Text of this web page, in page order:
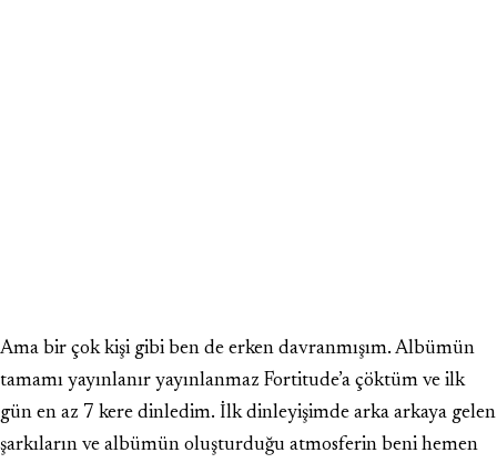
Ama bir çok kişi gibi ben de erken davranmışım. Albümün
tamamı yayınlanır yayınlanmaz Fortitude’a çöktüm ve ilk
gün en az 7 kere dinledim. İlk dinleyişimde arka arkaya gelen
şarkıların ve albümün oluşturduğu atmosferin beni hemen